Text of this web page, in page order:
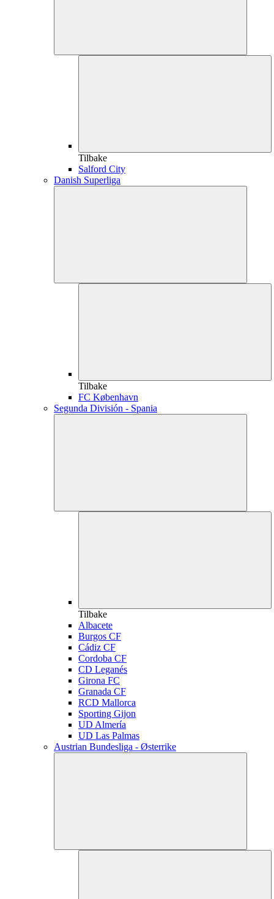
Tilbake
Salford City
Danish Superliga
Tilbake
FC København
Segunda División - Spania
Tilbake
Albacete
Burgos CF
Cádiz CF
Cordoba CF
CD Leganés
Girona FC
Granada CF
RCD Mallorca
Sporting Gijon
UD Almería
UD Las Palmas
Austrian Bundesliga - Østerrike